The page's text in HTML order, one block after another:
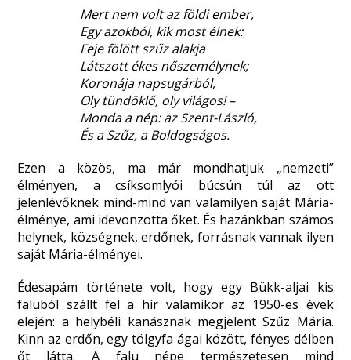
Mert nem volt az földi ember,
Egy azokból, kik most élnek:
Feje fölött szűz alakja
Látszott ékes nőszemélynek;
Koronája napsugárból,
Oly tündöklő, oly világos! –
Monda a nép: az Szent-László,
És a Szűz, a Boldogságos.
Ezen a közös, ma már mondhatjuk „nemzeti”
élményen, a csíksomlyói búcsún túl az ott
jelenlévőknek mind-mind van valamilyen saját Mária-
élménye, ami idevonzotta őket. És hazánkban számos
helynek, községnek, erdőnek, forrásnak vannak ilyen
saját Mária-élményei.
Édesapám története volt, hogy egy Bükk-aljai kis
faluból szállt fel a hír valamikor az 1950-es évek
elején: a helybéli kanásznak megjelent Szűz Mária.
Kinn az erdőn, egy tölgyfa ágai között, fényes délben
őt látta. A falu népe természetesen mind